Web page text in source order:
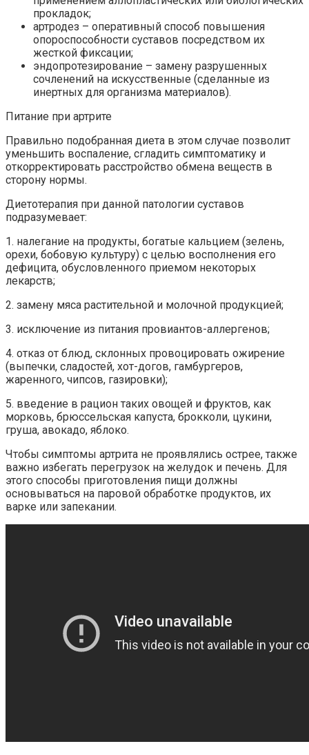
прокладок;
артродез – оперативный способ повышения
опороспособности суставов посредством их
жесткой фиксации;
эндопротезирование – замену разрушенных
сочленений на искусственные (сделанные из
инертных для организма материалов).
Питание при артрите
Правильно подобранная диета в этом случае позволит
уменьшить воспаление, сгладить симптоматику и
откорректировать расстройство обмена веществ в
сторону нормы.
Диетотерапия при данной патологии суставов
подразумевает:
1. налегание на продукты, богатые кальцием (зелень,
орехи, бобовую культуру) с целью восполнения его
дефицита, обусловленного приемом некоторых
лекарств;
2. замену мяса растительной и молочной продукцией;
3. исключение из питания провиантов-аллергенов;
4. отказ от блюд, склонных провоцировать ожирение
(выпечки, сладостей, хот-догов, гамбургеров,
жаренного, чипсов, газировки);
5. введение в рацион таких овощей и фруктов, как
морковь, брюссельская капуста, брокколи, цукини,
груша, авокадо, яблоко.
Чтобы симптомы артрита не проявлялись острее, также
важно избегать перегрузок на желудок и печень. Для
этого способы приготовления пищи должны
основываться на паровой обработке продуктов, их
варке или запекании.